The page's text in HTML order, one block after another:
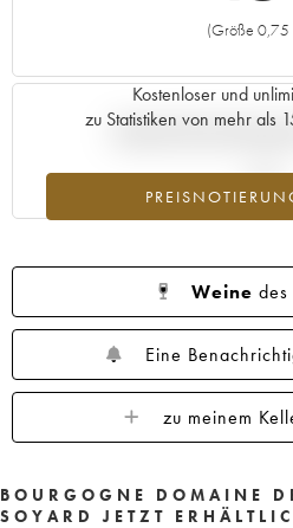
(Größe 0,75
Kostenloser und
zu Statistiken von mehr als
Aktuelle Entwicklung
Weine des
Eine
zu meinem
BOURGOGNE DOMAINE
SOYARD JETZT